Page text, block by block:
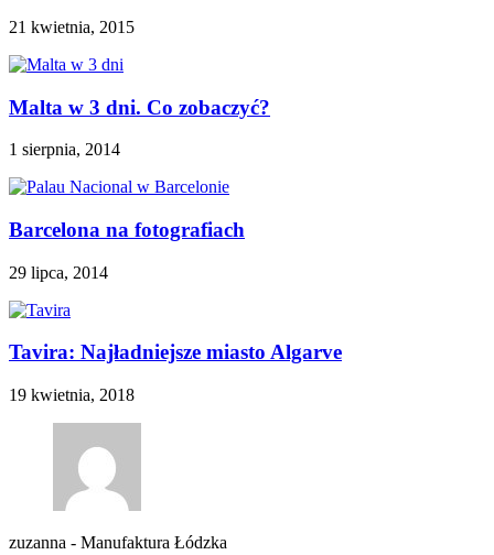
21 kwietnia, 2015
Malta w 3 dni. Co zobaczyć?
1 sierpnia, 2014
Barcelona na fotografiach
29 lipca, 2014
Tavira: Najładniejsze miasto Algarve
19 kwietnia, 2018
zuzanna - Manufaktura Łódzka